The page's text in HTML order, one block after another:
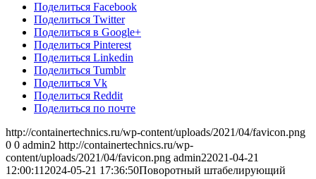
Поделиться Facebook
Поделиться Twitter
Поделиться в Google+
Поделиться Pinterest
Поделиться Linkedin
Поделиться Tumblr
Поделиться Vk
Поделиться Reddit
Поделиться по почте
http://containertechnics.ru/wp-content/uploads/2021/04/favicon.png
0 0 admin2 http://containertechnics.ru/wp-
content/uploads/2021/04/favicon.png admin22021-04-21
12:00:112024-05-21 17:36:50Поворотный штабелирующий